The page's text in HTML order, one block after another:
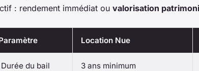
: rendement immédiat ou valorisation
Paramètre Location Nue
Durée du bail 3 ans minimum